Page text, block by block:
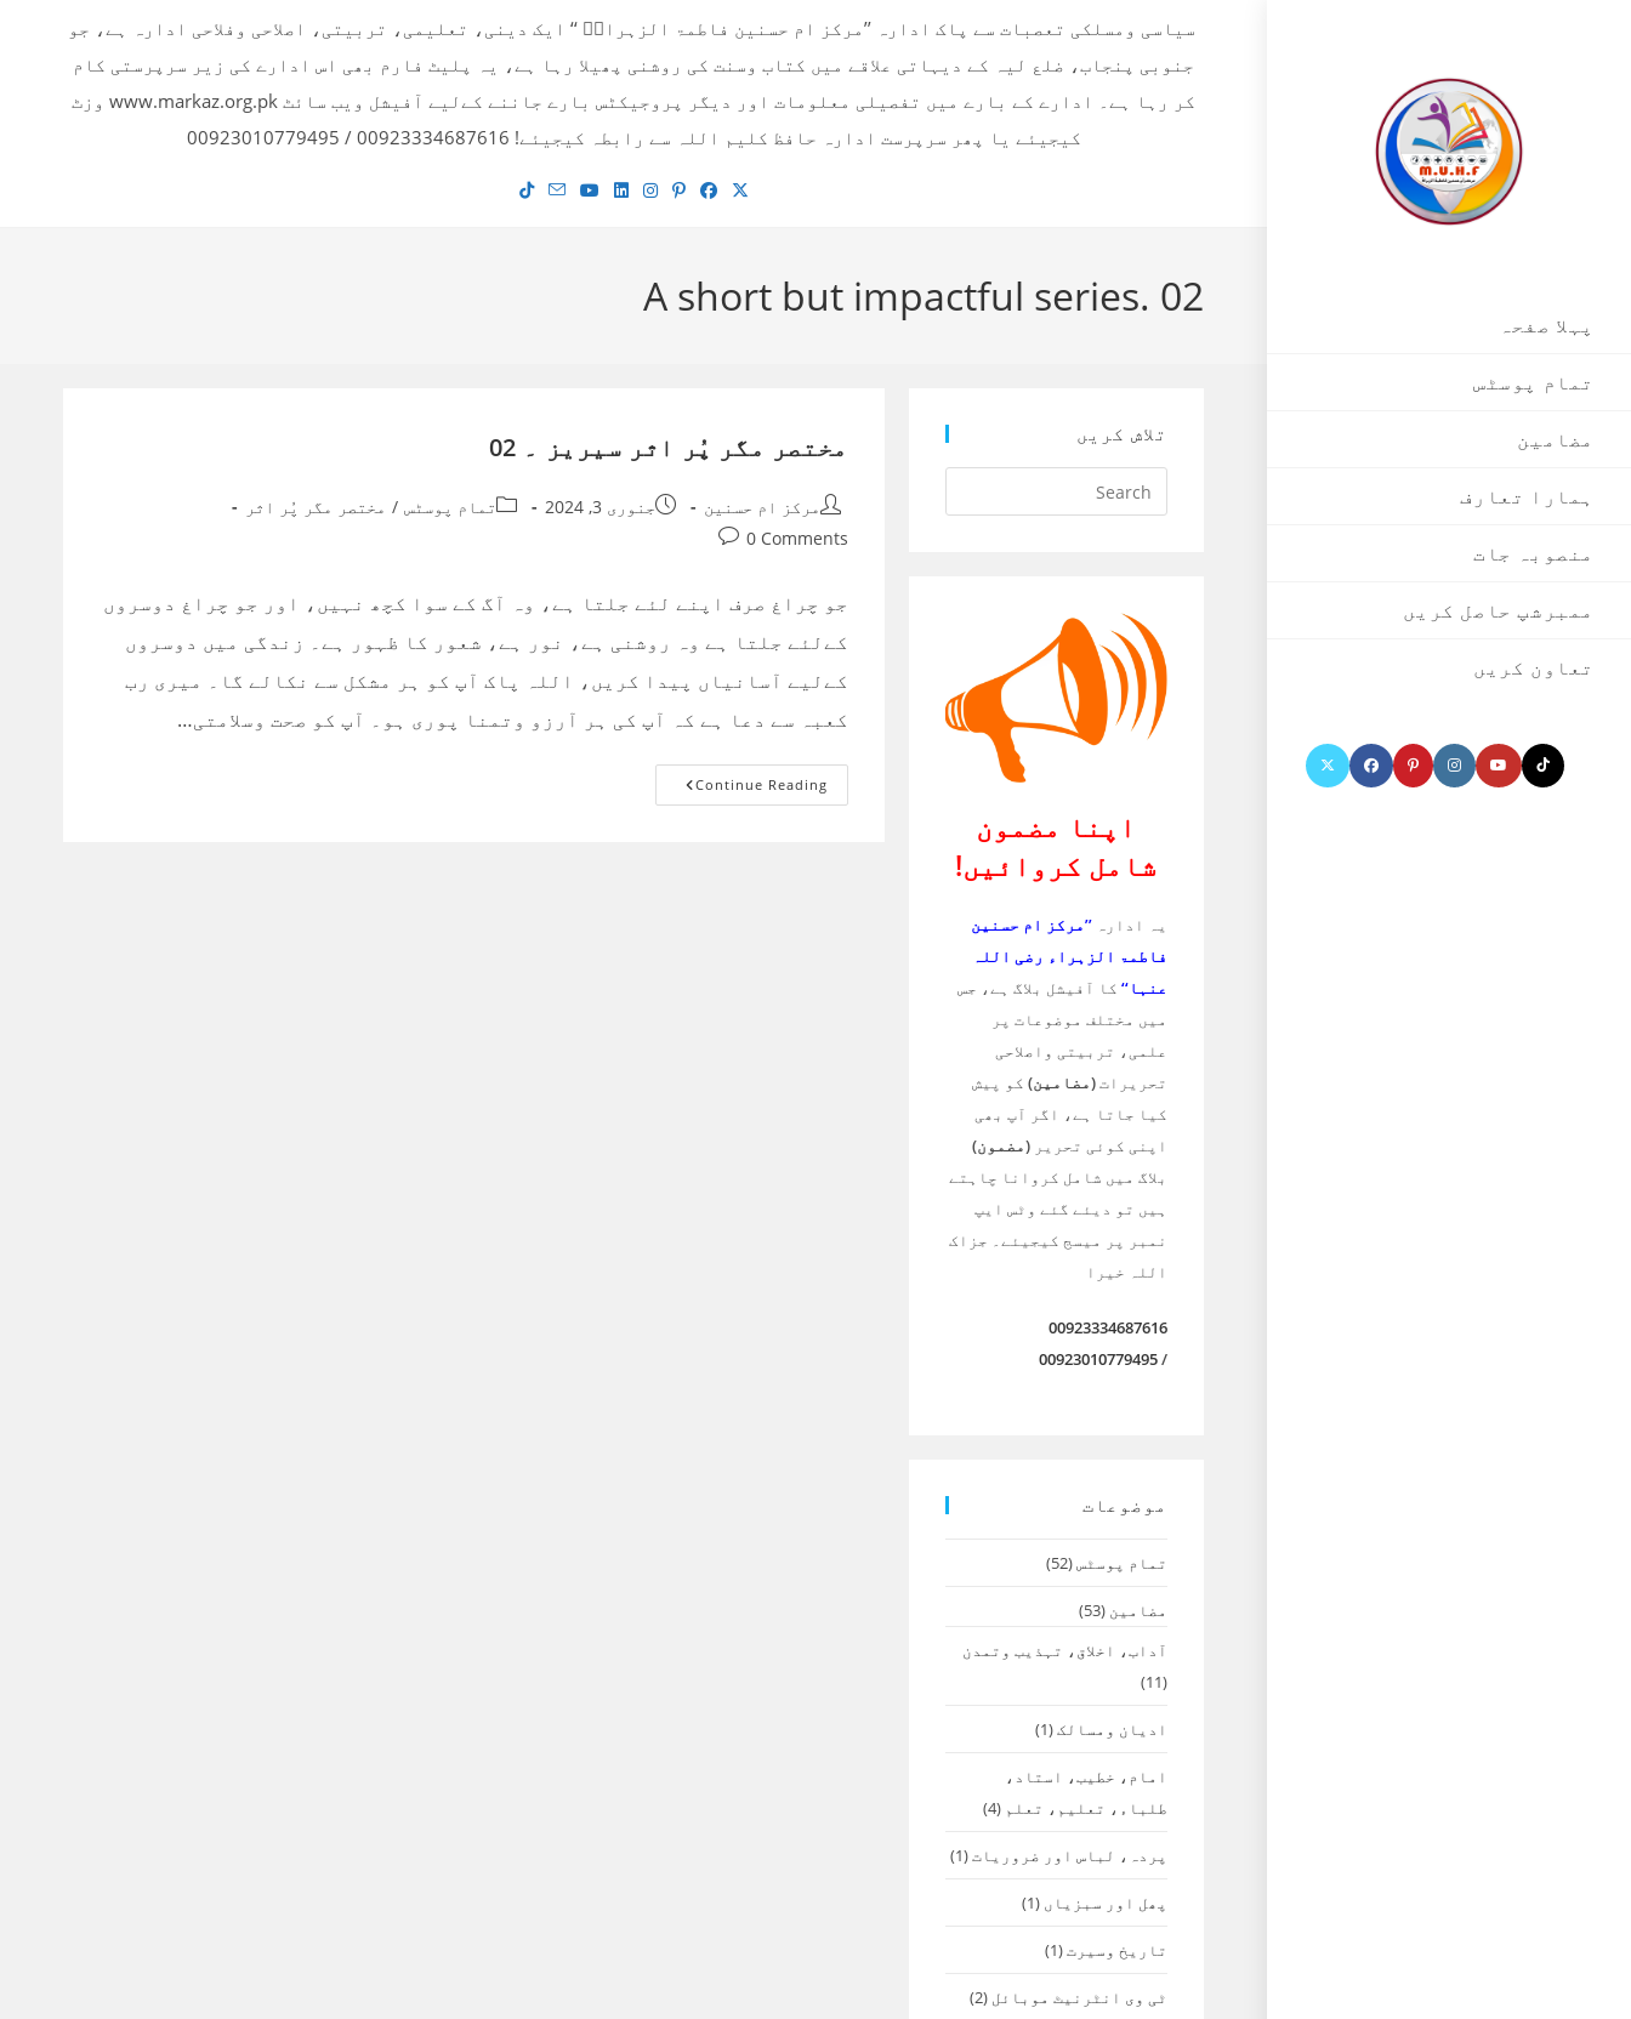
سیاسی ومسلکی تعصبات سے پاک ادارہ ’’مرکز ام حسنین فاطمۃ الزہراءؓ ‘‘ ایک دینی، تعلیمی، تربیتی، اصلاحی وفلاحی ادارہ ہے، جو
جنوبی پنجاب، ضلع لیہ کے دیہاتی علاقے میں کتاب وسنت کی روشنی پھیلا رہا ہے، یہ پلیٹ فارم بھی اس ادارے کی زیر سرپرستی کام
کر رہا ہے۔ ادارے کے بارے میں تفصیلی معلومات اور دیگر پروجیکٹس بارے جاننے کےلیے آفیشل ویب سائٹ www.markaz.org.pk وزٹ
کیجیئے یا پھر سرپرست ادارہ حافظ کلیم اللہ سے رابطہ کیجیئے! 00923334687616 / 00923010779495
پہلا صفحہ
تمام پوسٹس
مضامین
ہمارا تعارف
منصوبہ جات
ممبرشپ حاصل کریں
تعاون کریں
A short but impactful series. 02
مختصر مگر پُر اثر سیریز ۔ 02
Post
author:
مرکز ام حسنین
Postجنوری 3, 2024
Postتمام پوسٹس / مختصر مگر پُر اثر
Post
0 Comments
جو چراغ صرف اپنے لئے جلتا ہے، وہ آگ کے سوا کچھ نہیں، اور جو چراغ دوسروں
کےلئے جلتا ہے وہ روشنی ہے، نور ہے، شعور کا ظہور ہے۔ زندگی میں دوسروں
کےلیے آسانیاں پیدا کریں، اللہ پاک آپ کو ہر مشکل سے نکالے گا۔ میری رب
کعبہ سے دعا ہے کہ آپ کی ہر آرزو وتمنا پوری ہو۔ آپ کو صحت وسلامتی…
Continue Readingمختصر
مگر
تلاش کریں
اپنا مضمون
شامل کروائیں!
یہ ادارہ’’مرکز ام حسنین
فاطمۃ الزہراء رضی اللہ
عنہا‘‘ کا آفیشل بلاگ ہے، جس
میں مختلف موضوعات پر
علمی، تربیتی واصلاحی
تحریرات(مضامین) کو پیش
کیا جاتا ہے، اگر آپ بھی
اپنی کوئی تحریر(مضمون)
بلاگ میں شامل کروانا چاہتے
ہیں تو دیئے گئے وٹس ایپ
نمبر پر میسج کیجیئے۔ جزاک
اللہ خیرا
00923334687616
/
00923010779495
موضوعات
تمام پوسٹس(52)
مضامین (53)
آداب، اخلاق، تہذیب وتمدن
(11)
ادیان ومسالک(1)
امام، خطیب، استاد،
طلباء، تعلیم، تعلم (4)
پردہ، لباس اور ضروریات(1)
پھل اور سبزیاں (1)
تاریخ وسیرت(1)
ٹی وی انٹرنیٹ موبائل (2)